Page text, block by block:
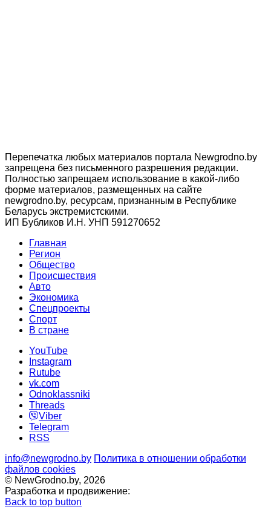
Перепечатка любых материалов портала Newgrodno.by
запрещена без письменного разрешения редакции.
Полностью запрещаем использование в какой-либо
форме материалов, размещенных на сайте
newgrodno.by, ресурсам, признанным в Республике
Беларусь экстремистскими.
ИП Бубликов И.Н. УНП 591270652
Главная
Регион
Общество
Происшествия
Авто
Экономика
Спецпроекты
Cпорт
В стране
YouTube
Instagram
Rutube
vk.com
Odnoklassniki
Threads
Viber
Telegram
RSS
info@newgrodno.by Политика в отношении обработки
файлов cookies
© NewGrodno.by, 2026
Разработка и продвижение:
Back to top button